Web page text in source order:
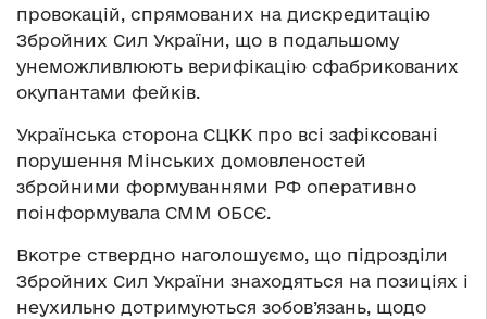
провокацій, спрямованих на дискредитацію
Збройних Сил України, що в подальшому
унеможливлюють верифікацію сфабрикованих
окупантами фейків.
Українська сторона СЦКК про всі зафіксовані
порушення Мінських домовленостей
збройними формуваннями РФ оперативно
поінформувала СММ ОБСЄ.
Вкотре ствердно наголошуємо, що підрозділи
Збройних Сил України знаходяться на позиціях і
неухильно дотримуються зобов’язань, щодо